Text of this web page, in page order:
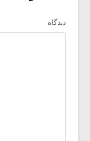
دیدگاه